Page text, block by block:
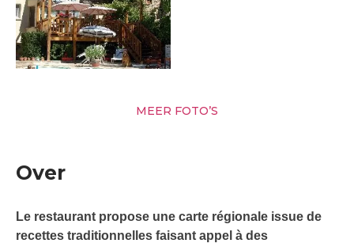
MEER FOTO’S
Over
Le restaurant propose une carte régionale issue de
recettes traditionnelles faisant appel à des